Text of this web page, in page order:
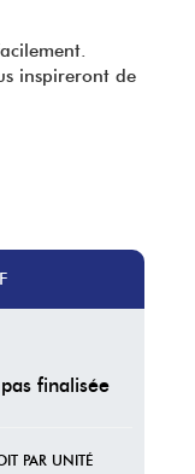
inspireront de
finalisée
PAR UNITÉ